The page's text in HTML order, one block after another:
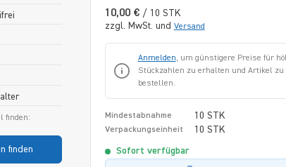
10,00 € / 10 STK
zzgl. MwSt. und Versand
Anmelden, um günstigere Preise für
Stückzahlen zu erhalten und Artikel zu
bestellen.
Mindestabnahme 10 STK
Verpackungseinheit 10 STK
Sofort verfügbar
finden:
finden